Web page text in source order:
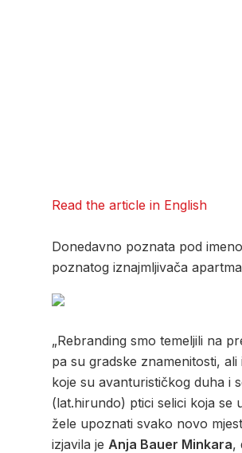
Read the article in English
Donedavno poznata pod
poznatog iznajmljivača
„Rebranding smo temeljili na
pa su gradske znamenitosti,
koje su avanturističkog duha i
(lat.hirundo) ptici selici koja se
žele upoznati svako novo
izjavila je Anja Bauer Minkara,